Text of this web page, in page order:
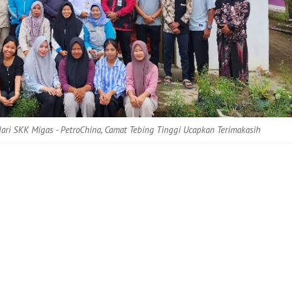
SKK Migas - PetroChina, Camat Tebing Tinggi Ucapkan Terimakasih